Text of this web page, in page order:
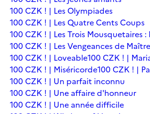
100 CZK ! | Les Olympiades
100 CZK ! | Les Quatre Cents Coups
100 CZK ! | Les Trois Mousquetaires
100 CZK ! | Les Vengeances de
100 CZK ! | Loveable100 CZK ! |
100 CZK ! | Miséricorde100 CZK ! |
100 CZK ! | Un parfait inconnu
100 CZK ! | Une affaire d'honneur
100 CZK ! | Une année difficile